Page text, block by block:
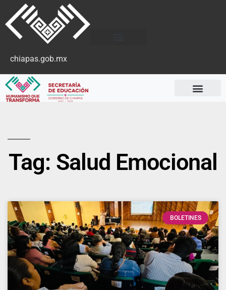
chiapas.gob.mx
Tag: Salud Emocional
BOLETINES